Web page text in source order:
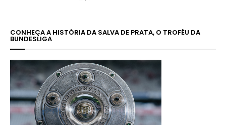
CONHEÇA A HISTÓRIA DA SALVA DE PRATA, O TROFÉU DA
BUNDESLIGA